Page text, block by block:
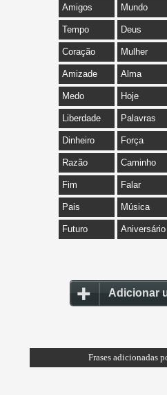
Amigos Mundo
Tempo Deus
Coração Mulher
Amizade Alma
Medo Hoje
Liberdade Palavras
Dinheiro Força
Razão Caminho
Fim Falar
Pais Música
Futuro Aniversário
Adicionar
Frases adicionadas